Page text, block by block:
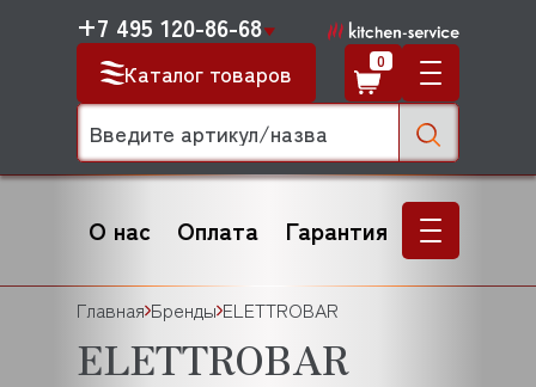
Каталог товаров
+7 495 120-86-68
0
О нас Оплата Гарантия
Главная Бренды ELETTROBAR
ELETTROBAR